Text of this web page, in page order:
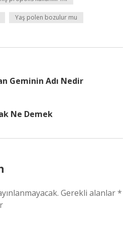
Yaş polen bozulur mu
Geminin Adı Nedir
Ne Demek
Gerekli alanlar*